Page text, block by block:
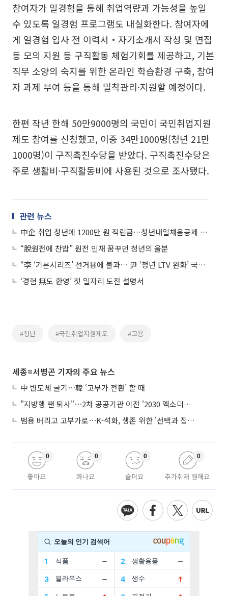
참여자가 일경험을 통해 취업역량과 가능성을 높일
수 있도록 일경험 프로그램도 내실화한다. 참여자에
게 일경험 입사 전 이력서‧자기소개서 작성 및 면접
등 모의 지원 등 구직활동 체험기회를 제공하고, 기본
직무 소양의 숙지를 위한 온라인 학습환경 구축, 참여
자 과제 부여 등을 통해 밀착관리·지원할 예정이다.
한편 작년 한해 50만9000명의 국민이 국민취업지원
제도 참여를 신청했고, 이중 34만1000명(청년 21만
1000명)이 구직촉진수당을 받았다. 구직촉진수당은
주로 생활비·구직활동비에 사용된 것으로 조사됐다.
관련 뉴스
中企 취업 청년에 1200만 원 적립금…청년내일채움공제 신청 개시
“脫원전에 찬밥” 원전 인재 꿈꾸던 청년의 울분
“李 ‘기본시리즈’ 선거용에 불과… 尹 ‘청년 LTV 완화’ 국민주택 이해 부족한 듯”
‘경험 無도 환영’ 첫 일자리 도전 설명서
#청년 #국민취업지원제도 #고용
세종=서병곤 기자의 주요 뉴스
中 반도체 굴기⋯韓 ‘고부가 전환’ 할 때
"지방행 땐 퇴사"⋯2차 공공기관 이전 '2030 엑소더스' 뇌관
범용 버리고 고부가로⋯K-석화, 생존 위한 '선택과 집중'
좋아요
0
화나요
0
슬퍼요
0
추가취재 원해요
0